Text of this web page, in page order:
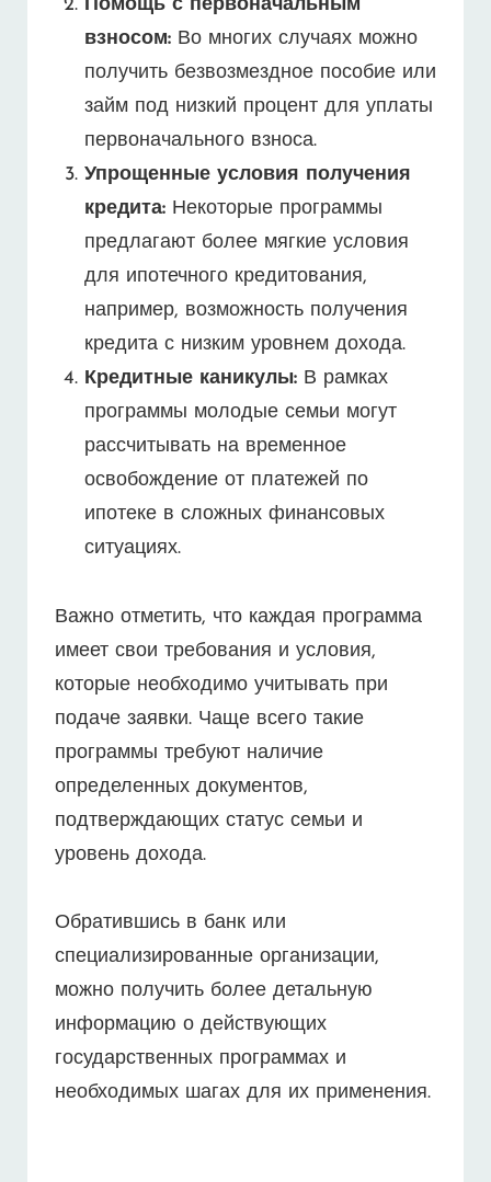
Помощь с первоначальным
взносом: Во многих случаях можно
получить безвозмездное пособие или
займ под низкий процент для уплаты
первоначального взноса.
Упрощенные условия получения
кредита: Некоторые программы
предлагают более мягкие условия
для ипотечного кредитования,
например, возможность получения
кредита с низким уровнем дохода.
Кредитные каникулы: В рамках
программы молодые семьи могут
рассчитывать на временное
освобождение от платежей по
ипотеке в сложных финансовых
ситуациях.
Важно отметить, что каждая программа
имеет свои требования и условия,
которые необходимо учитывать при
подаче заявки. Чаще всего такие
программы требуют наличие
определенных документов,
подтверждающих статус семьи и
уровень дохода.
Обратившись в банк или
специализированные организации,
можно получить более детальную
информацию о действующих
государственных программах и
необходимых шагах для их применения.